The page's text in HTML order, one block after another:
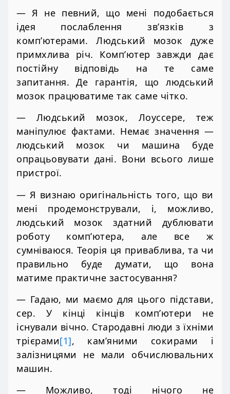
— Я не певний, що мені подобається
ідея послаблення зв’язків з
комп’ютерами. Людський мозок дуже
примхлива річ. Комп’ютер завжди дає
постійну відповідь на те саме
запитання. Де гарантія, що людський
мозок працюватиме так саме чітко.
— Людський мозок, Лоуссере, теж
маніпулює фактами. Немає значення —
людський мозок чи машина буде
опрацьовувати дані. Вони всього лише
пристрої.
— Я визнаю оригінальність того, що ви
мені продемонстрували, і, можливо,
людський мозок здатний дублювати
роботу комп’ютера, але все ж
сумніваюся. Теорія ця приваблива, та чи
правильно буде думати, що вона
матиме практичне застосування?
— Гадаю, ми маємо для цього підстави,
сер. У кінці кінців комп’ютери не
існували вічно. Стародавні люди з їхніми
трієрами[1], кам’яними сокирами і
залізницями не мали обчислювальних
машин.
— Можливо, тоді нічого не